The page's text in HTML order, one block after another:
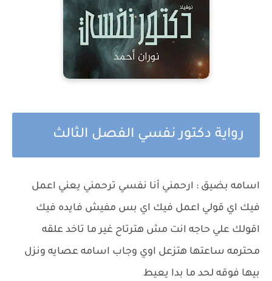
رواية دكتور نفسي الفصل الثالث
اسامه بضيق : ارحمني أنا نفسي ترحمني يعني اعمل
فيك اي قولي اعمل فيك اي بس مفيش فايده فيك
اقولك علي حاجه انت مش هترتاح غير ما تاخد علقه
محترمه ساعتها هتزعل اوي وجاب اسامه عصايه ونزل
بيها فوقه لحد ما بدا يعيط